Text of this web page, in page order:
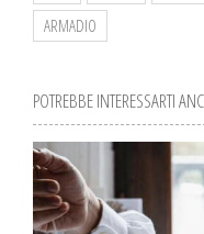
ARMADIO
POTREBBE INTERESSARTI